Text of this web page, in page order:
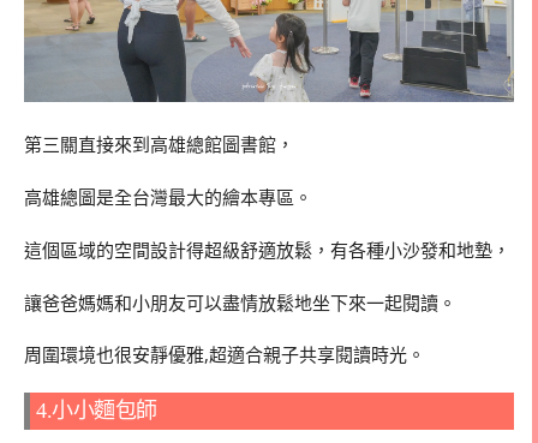
第三關直接來到高雄總館圖書館，
高雄總圖是全台灣最大的繪本專區。
這個區域的空間設計得超級舒適放鬆，有各種小沙發和地墊，
讓爸爸媽媽和小朋友可以盡情放鬆地坐下來一起閱讀。
周圍環境也很安靜優雅,超適合親子共享閱讀時光。
4.小小麵包師